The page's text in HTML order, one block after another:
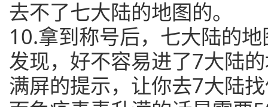
去不了七大陆的地图的。
10.拿到称号后，七大陆的
发现，好不容易进了7大陆
满屏的提示，让你去7大陆